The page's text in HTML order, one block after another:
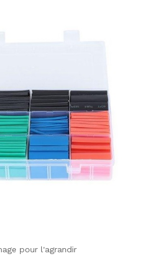
pour l'agrandir